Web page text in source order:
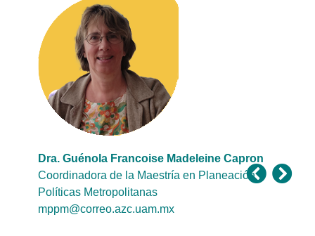
Dra. Guénola Francoise Madeleine Capron
Coordinadora de la Maestría en Planeación y
Políticas Metropolitanas
mppm@correo.azc.uam.mx